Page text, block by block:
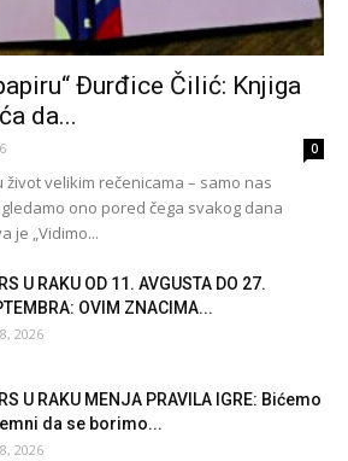
Đurđice Čilić: Knjiga
da...
0
velikim rečenicama – samo nas
ono pored čega svakog dana
je „Vidimo...
U RAKU OD 11. AVGUSTA DO 27.
OVIM ZNACIMA...
2026
U RAKU MENJA PRAVILA IGRE: Bićemo
da se borimo...
2026